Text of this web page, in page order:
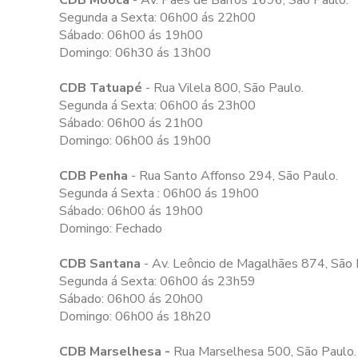
Segunda a Sexta: 06h00 ás 22h00
Sábado: 06h00 ás 19h00
Domingo: 06h30 ás 13h00
CDB Tatuapé - Rua Vilela 800, São Paulo.
Segunda á Sexta: 06h00 ás 23h00
Sábado: 06h00 ás 21h00
Domingo: 06h00 ás 19h00
CDB Penha - Rua Santo Affonso 294, São Paulo.
Segunda á Sexta : 06h00 ás 19h00
Sábado: 06h00 ás 19h00
Domingo: Fechado
CDB Santana - Av. Leôncio de Magalhães 874, São
Segunda á Sexta: 06h00 ás 23h59
Sábado: 06h00 ás 20h00
Domingo: 06h00 ás 18h20
CDB Marselhesa - Rua Marselhesa 500, São Paulo.